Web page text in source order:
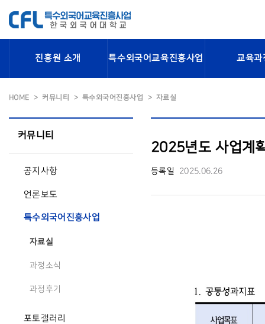
진흥원 소개 특수외국어교육진흥사업 교육과
HOME 커뮤니티 특수외국어진흥사업 자료실
커뮤니티
공지사항
언론보도
특수외국어진흥사업
자료실
과정소식
과정후기
포토갤러리
2025년도 사업계
등록일 2025.06.26